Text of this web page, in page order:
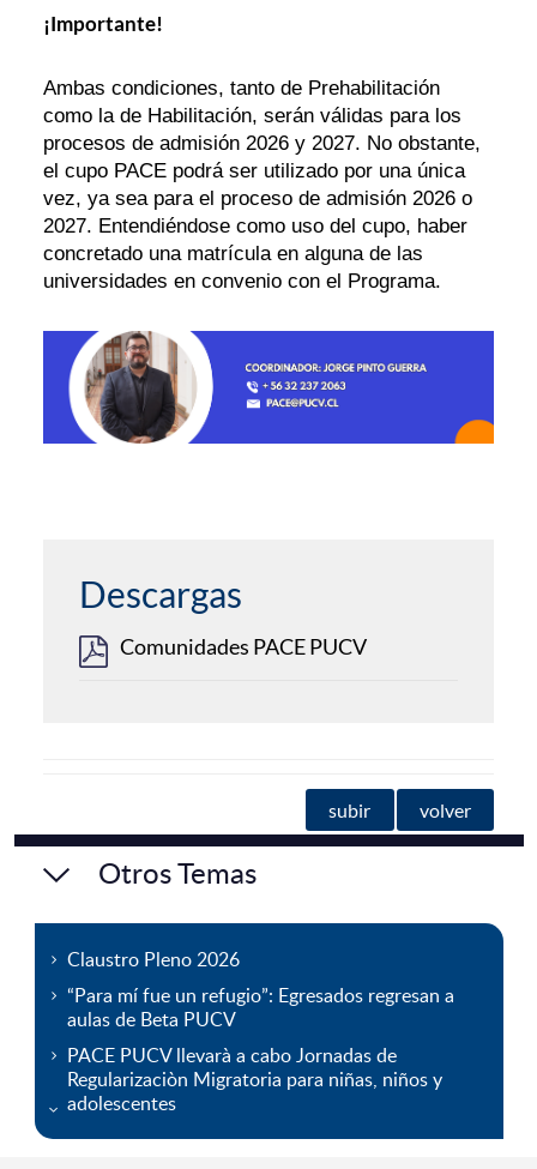
o haber obtenido un puntaje
ranking igual o superior a 830
2026 o 2027.
¡Importante!
Ambas condiciones, tanto de Prehabilitación
como la de Habilitación, serán válidas para los
procesos de admisión 2026 y 2027. No obstante,
el cupo PACE podrá ser utilizado por una única
vez, ya sea para el proceso de admisión 2026 o
2027. Entendiéndose como uso del cupo, haber
concretado una matrícula en alguna de las
universidades en convenio con el Programa.
Descargas
Comunidades PACE PUCV
subir volver
Otros Temas
Claustro Pleno 2026
“Para mí fue un refugio”: Egresados regresan a
aulas de Beta PUCV
PACE PUCV llevarà a cabo Jornadas de
Regularizaciòn Migratoria para niñas, niños y
adolescentes